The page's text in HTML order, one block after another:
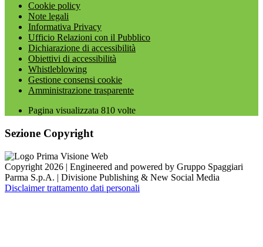
Cookie policy
Note legali
Informativa Privacy
Ufficio Relazioni con il Pubblico
Dichiarazione di accessibilità
Obiettivi di accessibilità
Whistleblowing
Gestione consensi cookie
Amministrazione trasparente
Pagina visualizzata 810 volte
Sezione Copyright
Copyright 2026 | Engineered and powered by Gruppo Spaggiari
Parma S.p.A. | Divisione Publishing & New Social Media
Disclaimer trattamento dati personali